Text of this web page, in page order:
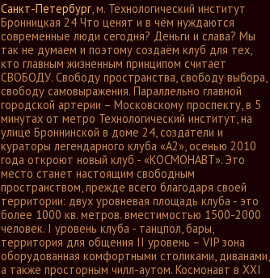
Санкт-Петербург, м. Технологический институт
Бронницкая 24 Что ценят и в чём нуждаются
современные люди сегодня? Деньги и слава? Мы
так не думаем и поэтому создаём клуб для тех,
кто главным жизненным принципом считает
СВОБОДУ. Свободу пространства, свободу выбора,
свободу самовыражения. Параллельно главной
городской артерии – Московскому проспекту, в 5
минутах от метро Технологический институт, на
улице Броннинской в доме 24, создатели и
кураторы легендарного клуба «А2», осенью 2010
года откроют новый клуб - «КОСМОНАВТ». Это
место станет настоящим свободным
пространством, прежде всего благодаря своей
территории: двух уровневая площадь клуба - это
более 1000 кв. метров. вместимостью 1500-2000
человек. I уровень клуба - танцпол, бары,
территория для общения II уровень – VIP зона
оборудованная комфортными столиками, диванами,
а также просторным чилл-аутом. Космонавт в XXI